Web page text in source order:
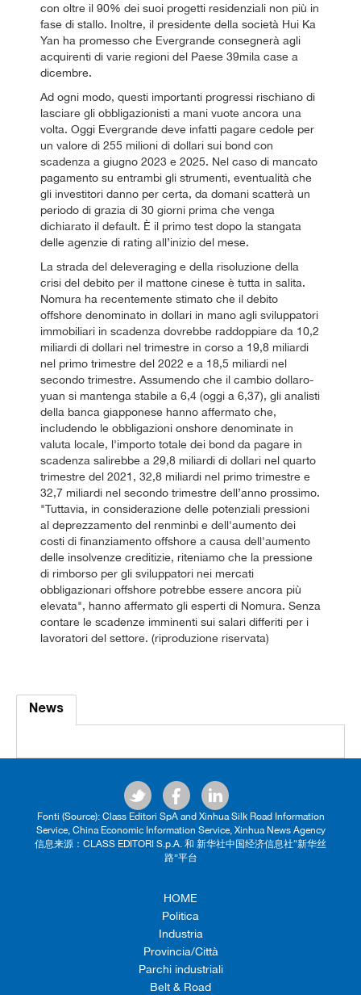
con oltre il 90% dei suoi progetti residenziali non più in
fase di stallo. Inoltre, il presidente della società Hui Ka
Yan ha promesso che Evergrande consegnerà agli
acquirenti di varie regioni del Paese 39mila case a
dicembre.
Ad ogni modo, questi importanti progressi rischiano di
lasciare gli obbligazionisti a mani vuote ancora una
volta. Oggi Evergrande deve infatti pagare cedole per
un valore di 255 milioni di dollari sui bond con
scadenza a giugno 2023 e 2025. Nel caso di mancato
pagamento su entrambi gli strumenti, eventualità che
gli investitori danno per certa, da domani scatterà un
periodo di grazia di 30 giorni prima che venga
dichiarato il default. È il primo test dopo la stangata
delle agenzie di rating all’inizio del mese.
La strada del deleveraging e della risoluzione della
crisi del debito per il mattone cinese è tutta in salita.
Nomura ha recentemente stimato che il debito
offshore denominato in dollari in mano agli sviluppatori
immobiliari in scadenza dovrebbe raddoppiare da 10,2
miliardi di dollari nel trimestre in corso a 19,8 miliardi
nel primo trimestre del 2022 e a 18,5 miliardi nel
secondo trimestre. Assumendo che il cambio dollaro-
yuan si mantenga stabile a 6,4 (oggi a 6,37), gli analisti
della banca giapponese hanno affermato che,
includendo le obbligazioni onshore denominate in
valuta locale, l'importo totale dei bond da pagare in
scadenza salirebbe a 29,8 miliardi di dollari nel quarto
trimestre del 2021, 32,8 miliardi nel primo trimestre e
32,7 miliardi nel secondo trimestre dell’anno prossimo.
"Tuttavia, in considerazione delle potenziali pressioni
al deprezzamento del renminbi e dell'aumento dei
costi di finanziamento offshore a causa dell'aumento
delle insolvenze creditizie, riteniamo che la pressione
di rimborso per gli sviluppatori nei mercati
obbligazionari offshore potrebbe essere ancora più
elevata", hanno affermato gli esperti di Nomura. Senza
contare le scadenze imminenti sui salari differiti per i
lavoratori del settore. (riproduzione riservata)
News
Fonti (Source): Class Editori SpA and Xinhua Silk Road Information
Service, China Economic Information Service, Xinhua News Agency
信息来源：CLASS EDITORI S.p.A. 和 新华社中国经济信息社“新华丝
路”平台
HOME
Politica
Industria
Provincia/Città
Parchi industriali
Belt & Road